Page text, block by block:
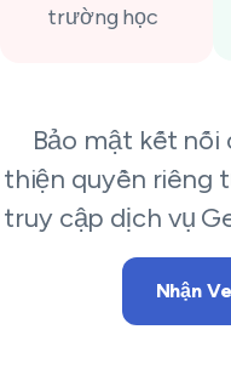
trường học
Bảo mật kết nối
thiện quyền riêng
truy cập dịch vụ
Nhận